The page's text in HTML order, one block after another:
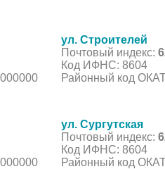
ул. Строителей
Почтовый индекс:
Код ИФНС: 8604
Районный код
ул. Сургутская
Почтовый индекс:
Код ИФНС: 8604
Районный код